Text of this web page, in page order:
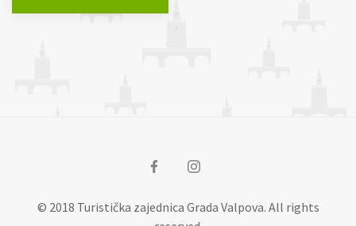
© 2018 Turistička zajednica Grada Valpova. All rights